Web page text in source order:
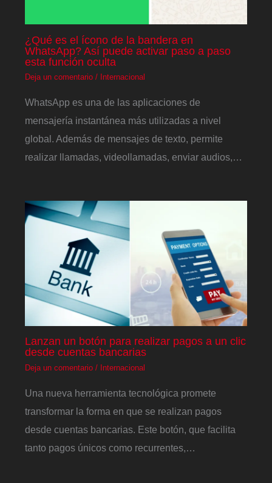
¿Qué es el ícono de la bandera en
WhatsApp? Así puede activar paso a paso
esta función oculta
Deja un comentario / Internacional
WhatsApp es una de las aplicaciones de
mensajería instantánea más utilizadas a nivel
global. Además de mensajes de texto, permite
realizar llamadas, videollamadas, enviar audios,…
Lanzan un botón para realizar pagos a un clic
desde cuentas bancarias
Deja un comentario / Internacional
Una nueva herramienta tecnológica promete
transformar la forma en que se realizan pagos
desde cuentas bancarias. Este botón, que facilita
tanto pagos únicos como recurrentes,…